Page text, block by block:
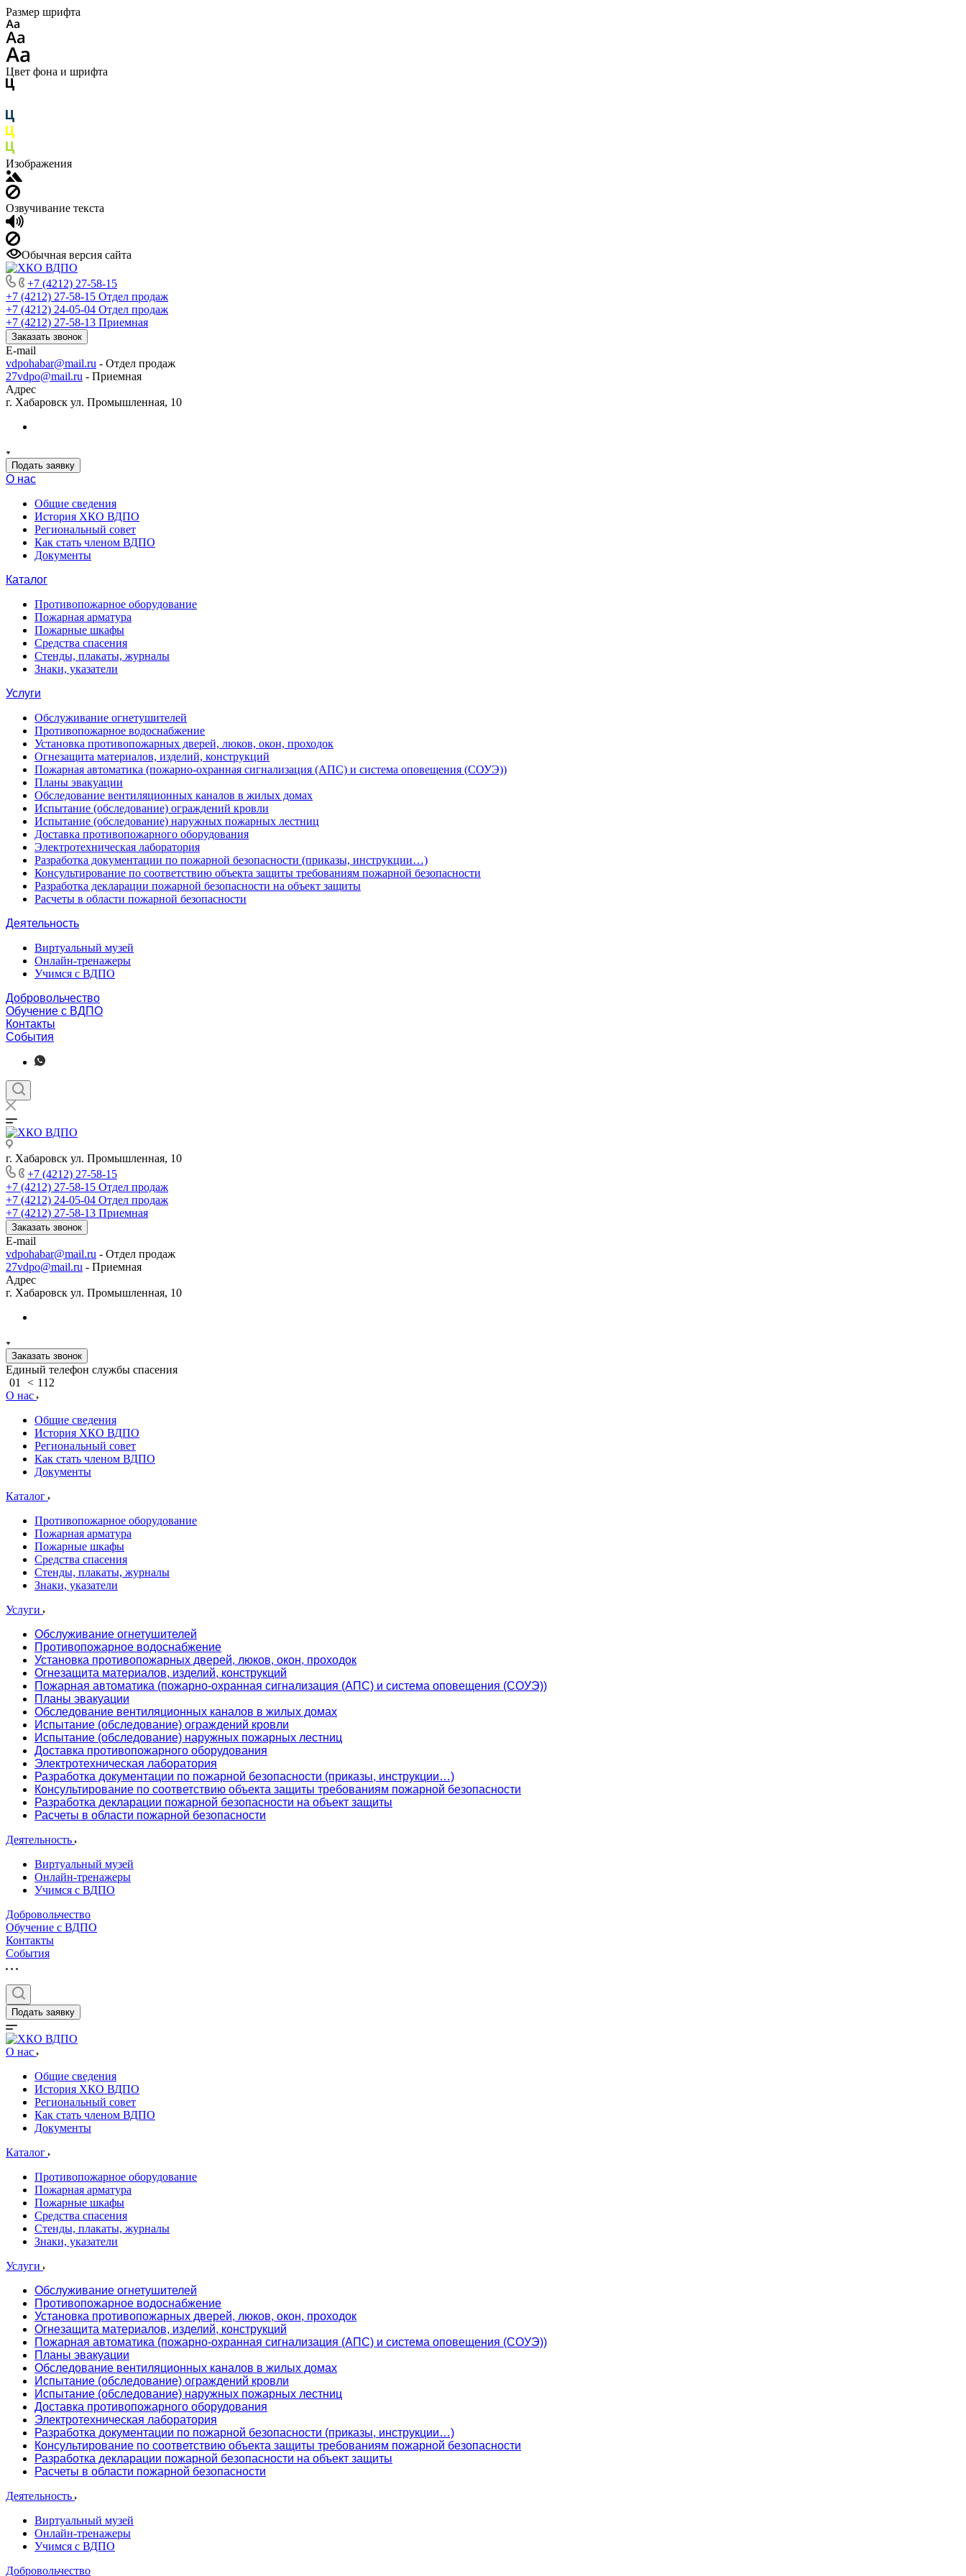
Размер шрифта
Цвет фона и шрифта
Изображения
Озвучивание текста
Обычная версия сайта
+7 (4212) 27-58-15
+7 (4212) 27-58-15 Отдел продаж
+7 (4212) 24-05-04 Отдел продаж
+7 (4212) 27-58-13 Приемная
Заказать звонок
E-mail
vdpohabar@mail.ru - Отдел продаж
27vdpo@mail.ru - Приемная
Адрес
г. Хабаровск ул. Промышленная, 10
Подать заявку
О нас
Общие сведения
История ХКО ВДПО
Региональный совет
Как стать членом ВДПО
Документы
Каталог
Противопожарное оборудование
Пожарная арматура
Пожарные шкафы
Средства спасения
Стенды, плакаты, журналы
Знаки, указатели
Услуги
Обслуживание огнетушителей
Противопожарное водоснабжение
Установка противопожарных дверей, люков, окон, проходок
Огнезащита материалов, изделий, конструкций
Пожарная автоматика (пожарно-охранная сигнализация (АПС) и система оповещения (СОУЭ))
Планы эвакуации
Обследование вентиляционных каналов в жилых домах
Испытание (обследование) ограждений кровли
Испытание (обследование) наружных пожарных лестниц
Доставка противопожарного оборудования
Электротехническая лаборатория
Разработка документации по пожарной безопасности (приказы, инструкции…)
Консультирование по соответствию объекта защиты требованиям пожарной безопасности
Разработка декларации пожарной безопасности на объект защиты
Расчеты в области пожарной безопасности
Деятельность
Виртуальный музей
Онлайн-тренажеры
Учимся с ВДПО
Добровольчество
Обучение с ВДПО
Контакты
События
г. Хабаровск ул. Промышленная, 10
+7 (4212) 27-58-15
+7 (4212) 27-58-15 Отдел продаж
+7 (4212) 24-05-04 Отдел продаж
+7 (4212) 27-58-13 Приемная
Заказать звонок
E-mail
vdpohabar@mail.ru - Отдел продаж
27vdpo@mail.ru - Приемная
Адрес
г. Хабаровск ул. Промышленная, 10
Заказать звонок
Единый телефон службы спасения
01
< 112
О нас
Общие сведения
История ХКО ВДПО
Региональный совет
Как стать членом ВДПО
Документы
Каталог
Противопожарное оборудование
Пожарная арматура
Пожарные шкафы
Средства спасения
Стенды, плакаты, журналы
Знаки, указатели
Услуги
Обслуживание огнетушителей
Противопожарное водоснабжение
Установка противопожарных дверей, люков, окон, проходок
Огнезащита материалов, изделий, конструкций
Пожарная автоматика (пожарно-охранная сигнализация (АПС) и система оповещения (СОУЭ))
Планы эвакуации
Обследование вентиляционных каналов в жилых домах
Испытание (обследование) ограждений кровли
Испытание (обследование) наружных пожарных лестниц
Доставка противопожарного оборудования
Электротехническая лаборатория
Разработка документации по пожарной безопасности (приказы, инструкции…)
Консультирование по соответствию объекта защиты требованиям пожарной безопасности
Разработка декларации пожарной безопасности на объект защиты
Расчеты в области пожарной безопасности
Деятельность
Виртуальный музей
Онлайн-тренажеры
Учимся с ВДПО
Добровольчество
Обучение с ВДПО
Контакты
События
Подать заявку
О нас
Общие сведения
История ХКО ВДПО
Региональный совет
Как стать членом ВДПО
Документы
Каталог
Противопожарное оборудование
Пожарная арматура
Пожарные шкафы
Средства спасения
Стенды, плакаты, журналы
Знаки, указатели
Услуги
Обслуживание огнетушителей
Противопожарное водоснабжение
Установка противопожарных дверей, люков, окон, проходок
Огнезащита материалов, изделий, конструкций
Пожарная автоматика (пожарно-охранная сигнализация (АПС) и система оповещения (СОУЭ))
Планы эвакуации
Обследование вентиляционных каналов в жилых домах
Испытание (обследование) ограждений кровли
Испытание (обследование) наружных пожарных лестниц
Доставка противопожарного оборудования
Электротехническая лаборатория
Разработка документации по пожарной безопасности (приказы, инструкции…)
Консультирование по соответствию объекта защиты требованиям пожарной безопасности
Разработка декларации пожарной безопасности на объект защиты
Расчеты в области пожарной безопасности
Деятельность
Виртуальный музей
Онлайн-тренажеры
Учимся с ВДПО
Добровольчество